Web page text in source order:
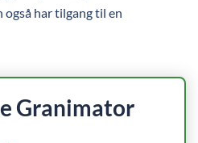
har tilgang til en
Granimator